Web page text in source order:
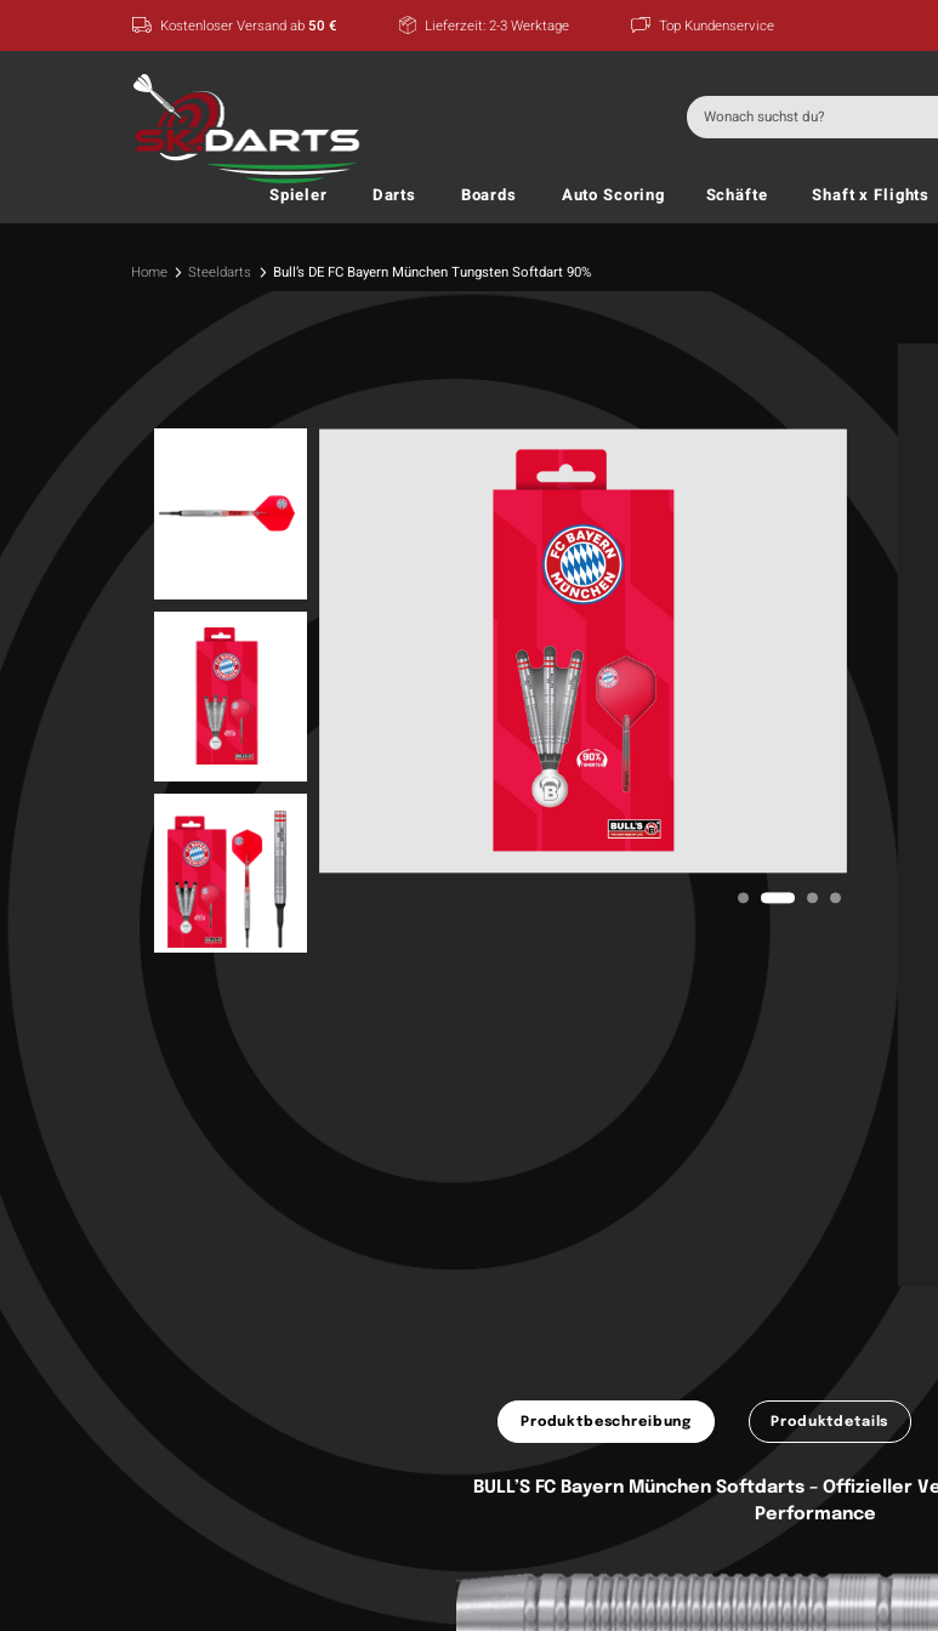
Kostenloser Versand ab50 € Lieferzeit: 2-3 Werktage Top Kundenservice
Suchen
nach:
Spieler Darts Boards Auto Scoring Schäfte Shaft x Flights
Home Steeldarts Bull’s DE FC Bayern München Tungsten Softdart 90%
Produktbeschreibung Produktdetails
BULL’S FC Bayern München Softdarts – Offizieller
Performance